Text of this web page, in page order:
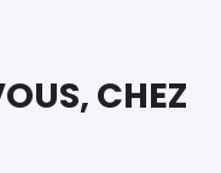
CHEZ